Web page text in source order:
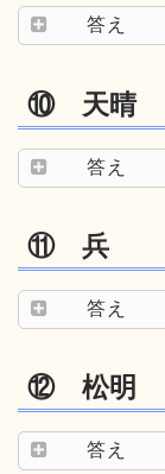
答え
⑩ 天晴
答え
⑪ 兵
答え
⑫ 松明
答え